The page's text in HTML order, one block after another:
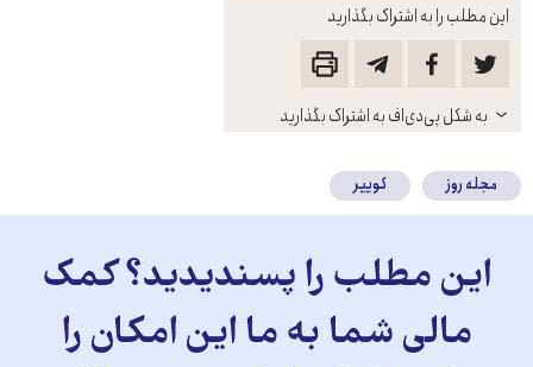
این مطلب را به اشتراک بگذارید
باز
کنید
به شکل پی‌دی‌اف به اشتراک بگذارید
مجله روز کوییر
این مطلب را پسندیدید؟ کمک
مالی شما به ما این امکان را